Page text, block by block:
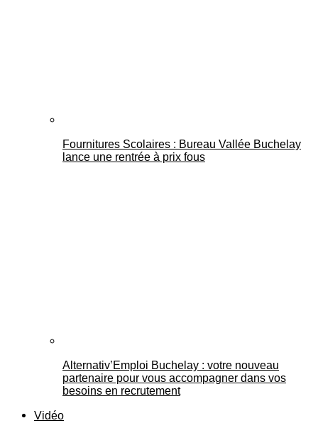
Fournitures Scolaires : Bureau Vallée Buchelay
lance une rentrée à prix fous
Alternativ’Emploi Buchelay : votre nouveau
partenaire pour vous accompagner dans vos
besoins en recrutement
Vidéo